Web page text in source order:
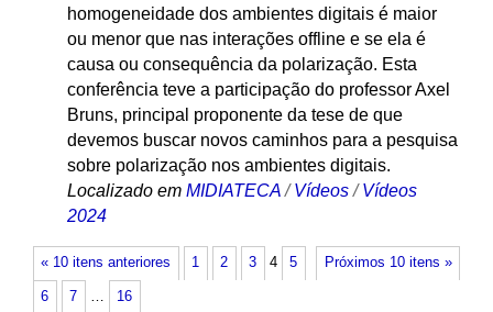
homogeneidade dos ambientes digitais é maior
ou menor que nas interações offline e se ela é
causa ou consequência da polarização. Esta
conferência teve a participação do professor Axel
Bruns, principal proponente da tese de que
devemos buscar novos caminhos para a pesquisa
sobre polarização nos ambientes digitais.
Localizado em MIDIATECA /Vídeos /Vídeos
2024
« 10 itens anteriores Próximos 10 itens »
1 2 3 4 5
6 7 … 16